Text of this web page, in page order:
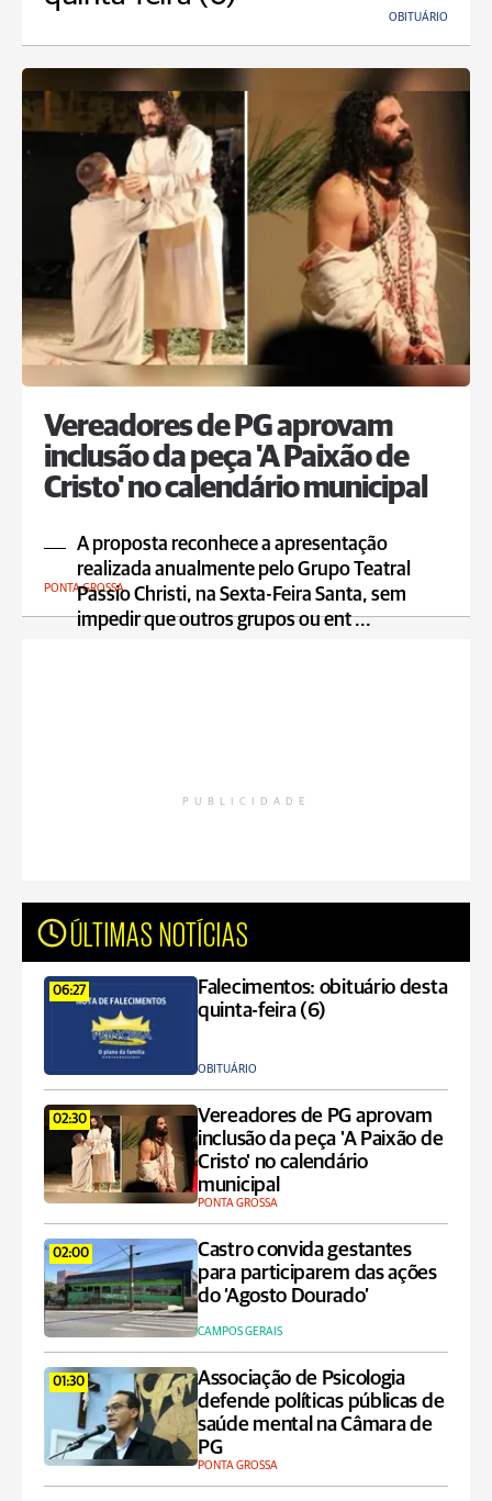
OBITUÁRIO
Vereadores de PG aprovam
inclusão da peça 'A Paixão de
Cristo' no calendário municipal
A proposta reconhece a apresentação
realizada anualmente pelo Grupo Teatral
Passio Christi, na Sexta-Feira Santa, sem
impedir que outros grupos ou ent ...
PONTA GROSSA
PUBLICIDADE
ÚLTIMAS NOTÍCIAS
06:27
Falecimentos: obituário desta
quinta-feira (6)
OBITUÁRIO
02:30
Vereadores de PG aprovam
inclusão da peça 'A Paixão de
Cristo' no calendário
municipal
PONTA GROSSA
02:00
Castro convida gestantes
para participarem das ações
do ‘Agosto Dourado’
CAMPOS GERAIS
01:30
Associação de Psicologia
defende políticas públicas de
saúde mental na Câmara de
PG
PONTA GROSSA